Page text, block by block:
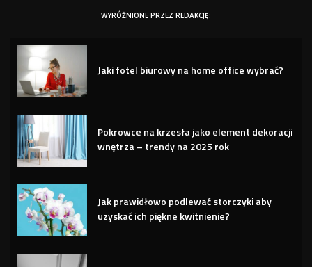
WYRÓŻNIONE PRZEZ REDAKCJĘ:
Jaki fotel biurowy na home office wybrać?
Pokrowce na krzesła jako element dekoracji
wnętrza – trendy na 2025 rok
Jak prawidłowo podlewać storczyki aby
uzyskać ich piękne kwitnienie?